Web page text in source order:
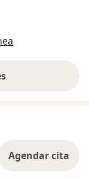
Agendar cita